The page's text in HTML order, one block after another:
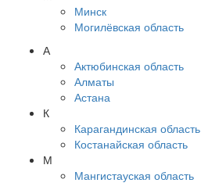
Минск
Могилёвская область
А
Актюбинская область
Алматы
Астана
К
Карагандинская область
Костанайская область
М
Мангистауская область